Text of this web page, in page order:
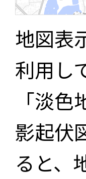
地図表
利用し
「淡
影起伏
ると、